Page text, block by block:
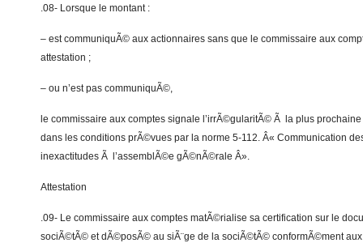
.08- Lorsque le montant :
– est communiquÃ© aux actionnaires sans que le commissaire aux
attestation ;
– ou n’est pas communiquÃ©,
le commissaire aux comptes signale l’irrÃ©gularitÃ© Ã la plus
dans les conditions prÃ©vues par la norme 5-112. Â« Communication
inexactitudes Ã l’assemblÃ©e gÃ©nÃ©rale Â».
Attestation
.09- Le commissaire aux comptes matÃ©rialise sa certification sur le
sociÃ©tÃ© et dÃ©posÃ© au siÃ¨ge de la sociÃ©tÃ© conformÃ©ment